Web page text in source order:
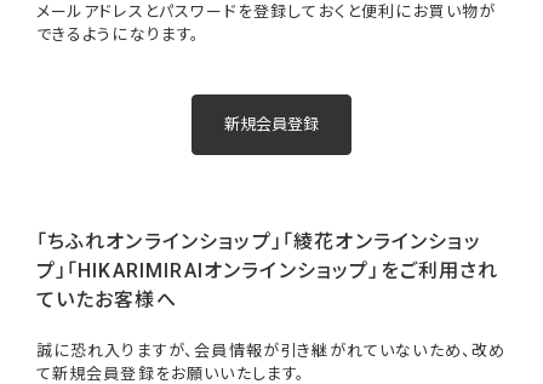
メールアドレスとパスワードを登録しておくと便利にお買い物が
できるようになります。
「ちふれオンラインショップ」「綾花オンラインショッ
プ」「HIKARIMIRAIオンラインショップ」をご利用され
ていたお客様へ
誠に恐れ入りますが、会員情報が引き継がれていないため、改め
て新規会員登録をお願いいたします。